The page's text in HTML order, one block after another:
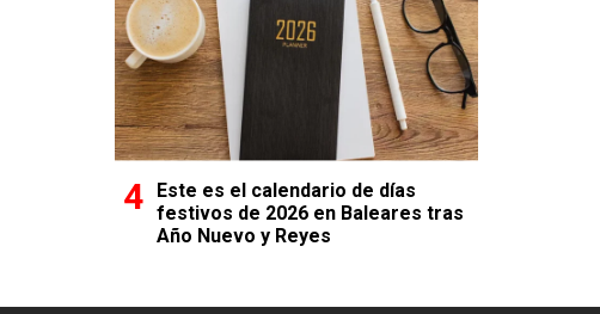
Este es el calendario de días
festivos de 2026 en Baleares tras
Año Nuevo y Reyes